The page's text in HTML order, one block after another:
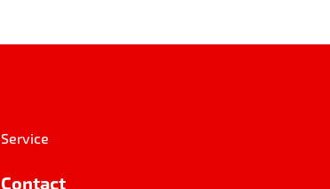
Service
Contact